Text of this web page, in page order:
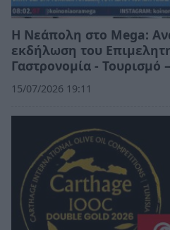
Η Νεάπολη στο Mega:
εκδήλωση του
Γαστρονομία - Τουρισμό
15/07/2026 19:11